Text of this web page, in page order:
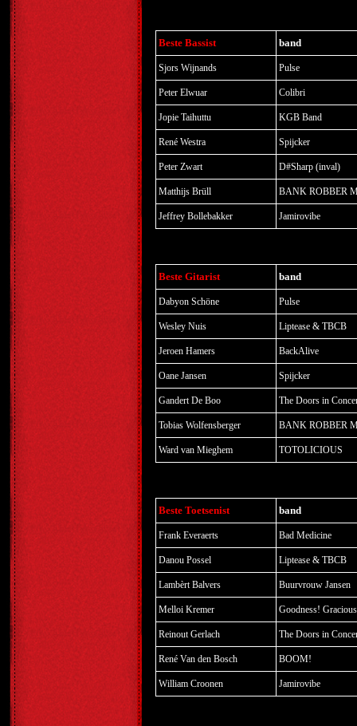
Beste Bassist band
Sjors Wijnands Pulse
Peter Elwuar Colibri
Jopie Taihuttu KGB Band
René Westra Spijcker
Peter Zwart D#Sharp (inval)
Matthijs Brüll BANK ROBBER
Jeffrey Bollebakker Jamirovibe
Beste Gitarist band
Dabyon Schöne Pulse
Wesley Nuis Liptease & TBCB
Jeroen Hamers BackAlive
Oane Jansen Spijcker
Gandert De Boo The Doors in
Tobias Wolfensberger BANK ROBBER
Ward van Mieghem TOTOLICIOUS
Beste Toetsenist band
Frank Everaerts Bad Medicine
Danou Possel Liptease & TBCB
Lambèrt Balvers Buurvrouw Jansen
Melloi Kremer Goodness!
Reinout Gerlach The Doors in
René Van den Bosch BOOM!
William Croonen Jamirovibe